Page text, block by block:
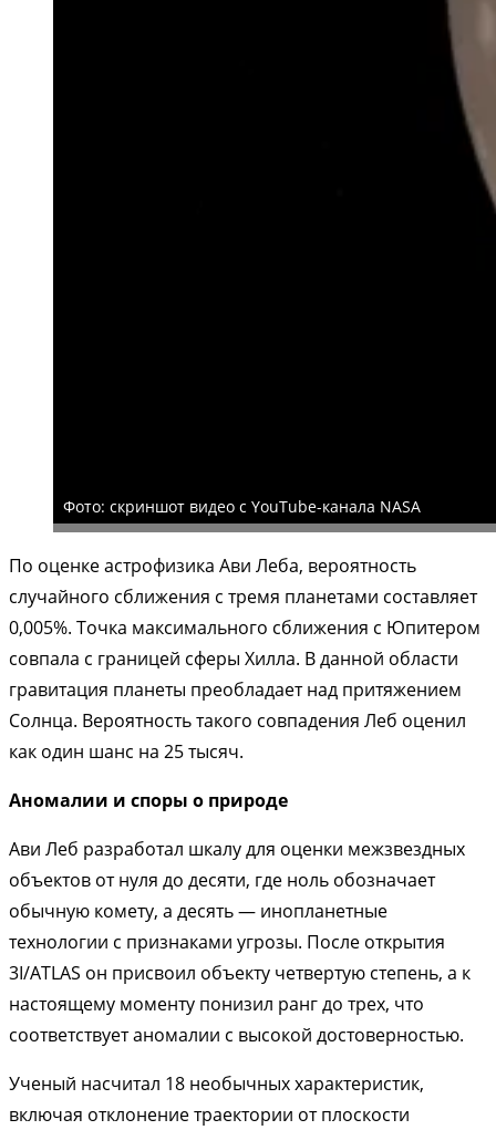
Фото: скриншот видео с YouTube-канала NASA
По оценке астрофизика Ави Леба, вероятность
случайного сближения с тремя планетами составляет
0,005%. Точка максимального сближения с Юпитером
совпала с границей сферы Хилла. В данной области
гравитация планеты преобладает над притяжением
Солнца. Вероятность такого совпадения Леб оценил
как один шанс на 25 тысяч.
Аномалии и споры о природе
Ави Леб разработал шкалу для оценки межзвездных
объектов от нуля до десяти, где ноль обозначает
обычную комету, а десять — инопланетные
технологии с признаками угрозы. После открытия
3I/ATLAS он присвоил объекту четвертую степень, а к
настоящему моменту понизил ранг до трех, что
соответствует аномалии с высокой достоверностью.
Ученый насчитал 18 необычных характеристик,
включая отклонение траектории от плоскости